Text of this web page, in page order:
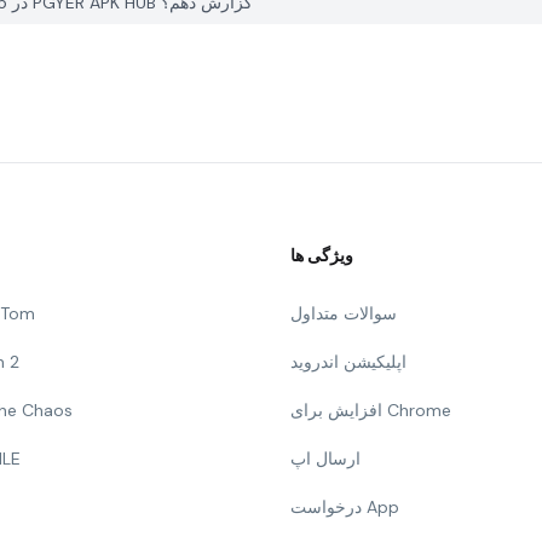
2
Chaos
ویژگی ها
سوالات متداول
اپلیکیشن اندروید
افزایش برای Chrome
ارسال اپ
درخواست App